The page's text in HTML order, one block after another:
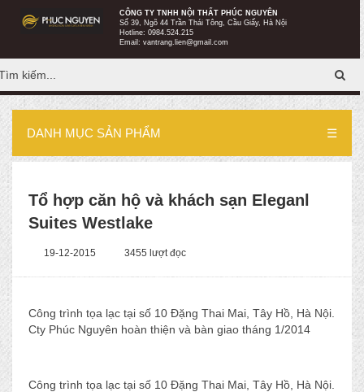
http://remphucnguyen.com/CÔNG TY TNHH NỘI THẤT PHÚC NGUYÊN
Số 39, Ngõ 44 Trần Thái Tông, Cầu Giấy, Hà Nội
Hotline:0984.524.215
Email:vantrang.lien@gmail.com
DANH MỤC SẢN PHẨM ☰
Tổ hợp căn hộ và khách sạn Eleganl
Suites Westlake
19-12-2015 3455 lượt đọc
Công trình tọa lạc tại số 10 Đặng Thai Mai, Tây Hồ, Hà Nội.
Cty Phúc Nguyên hoàn thiện và bàn giao tháng 1/2014
Công trình tọa lạc tại số 10 Đặng Thai Mai, Tây Hồ, Hà Nội.